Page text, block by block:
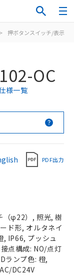
> 押ボタンスイッチ/表示灯
OC
様一覧
PDF出力
（φ22）, 照光, 樹
ド形, オルタネイ
, IP66, プッシュ
点構成: NO/点灯
ランプ色: 橙,
DC24V